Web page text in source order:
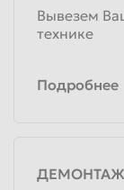
Вывезем
технике
Подробнее